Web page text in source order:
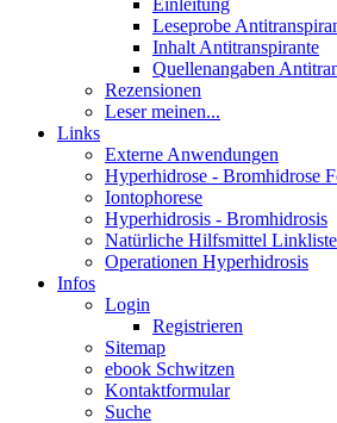
Leseprobe
Inhalt Antitranspirante
Quellenangaben
Rezensionen
Leser meinen...
Links
Externe Anwendungen
Hyperhidrose - Bromhidrose
Iontophorese
Hyperhidrosis - Bromhidrosis
Natürliche Hilfsmittel Linkliste
Operationen Hyperhidrosis
Infos
Login
Registrieren
Sitemap
ebook Schwitzen
Kontaktformular
Suche